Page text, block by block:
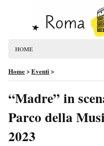
HOME
Home>Eventi>
“Madre” in
Parco della
2023